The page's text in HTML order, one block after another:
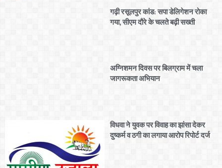
गढ़ी रसूलपुर कांड: सपा डेलिगेशन रोका
गया, सीएम दौरे के चलते बढ़ी सख्ती
अग्निशमन दिवस पर बिलग्राम में चला
जागरूकता अभियान
विधवा ने युवक पर विवाह का झांसा देकर
दुष्कर्म व ठगी का लगाया आरोप रिपोर्ट दर्ज